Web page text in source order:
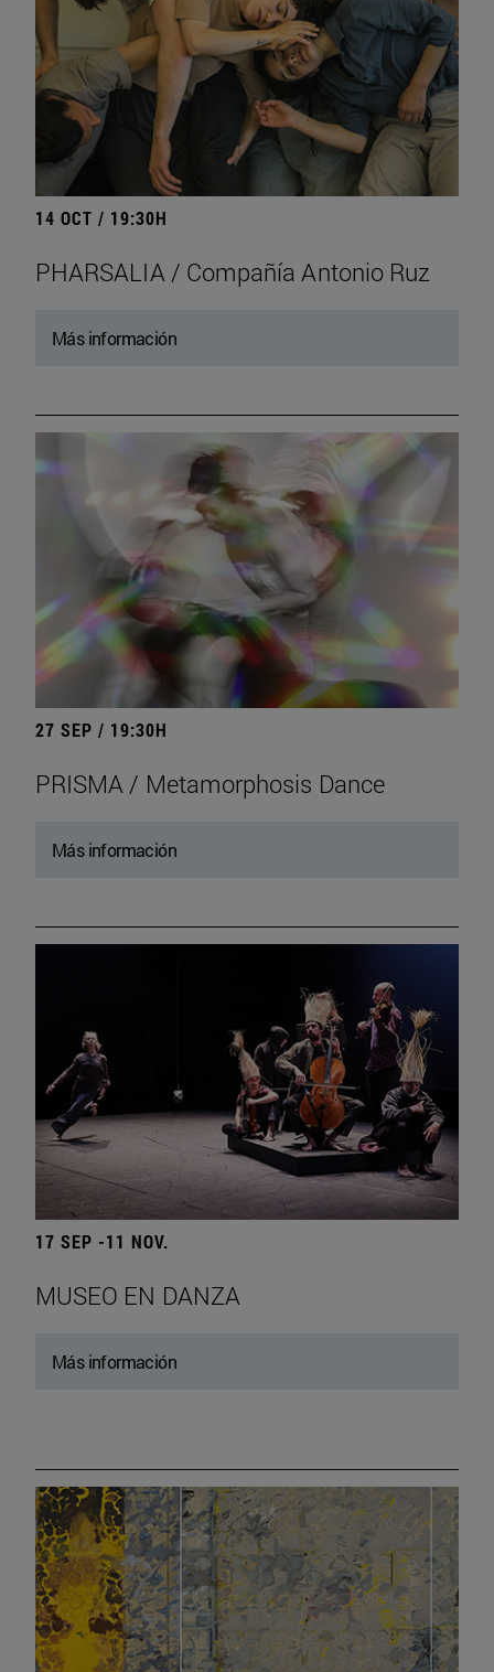
14 OCT / 19:30H
PHARSALIA / Compañía Antonio Ruz
Más información
27 SEP / 19:30H
PRISMA / Metamorphosis Dance
Más información
17 SEP -11 NOV.
MUSEO EN DANZA
Más información